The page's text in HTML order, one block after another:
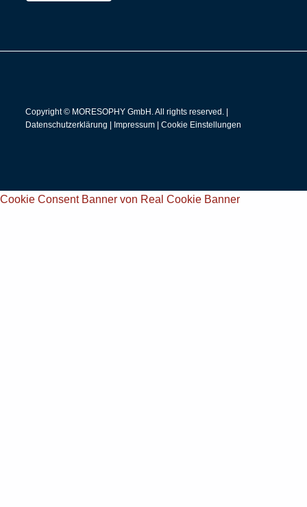
Copyright © MORESOPHY GmbH. All rights reserved. |
Datenschutzerklärung
Impressum| Cookie Einstellungen
Cookie Consent Banner von Real Cookie Banner